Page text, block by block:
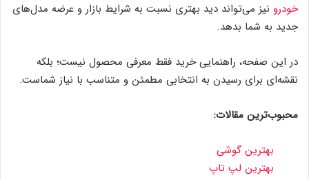
خودرو نیز می‌تواند دید بهتری نسبت به شرایط بازار و عرضه مدل‌های
جدید به شما بدهد.
در این صفحه، راهنمایی خرید فقط معرفی محصول نیست؛ بلکه
نقشه‌ای برای رسیدن به انتخابی مطمئن و متناسب با نیاز شماست.
محبوب‌ترین مقالات:
بهترین گوشی
بهترین لپ تاپ